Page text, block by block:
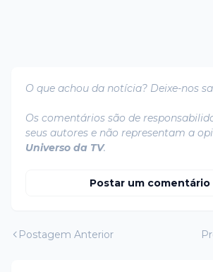
O que achou da notícia? Deixe-nos
Os comentários são de
seus autores e não representam a
Universo da TV.
Postar um comentário
Postagem Anterior